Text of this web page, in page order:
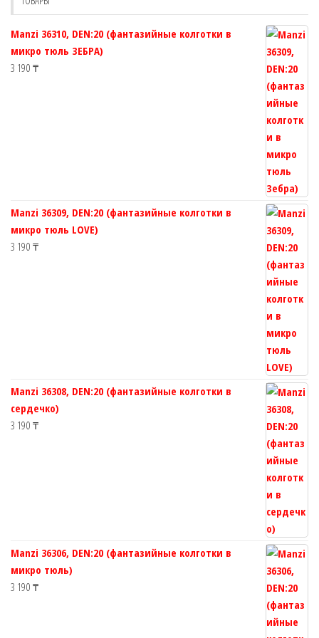
товара.
товара.
Manzi 36310, DEN:20 (фантазийные колготки в
микро тюль ЗЕБРА)
3 190 ₸
Manzi 36309, DEN:20 (фантазийные колготки в
микро тюль LOVE)
3 190 ₸
Manzi 36308, DEN:20 (фантазийные колготки в
сердечко)
3 190 ₸
Manzi 36306, DEN:20 (фантазийные колготки в
микро тюль)
3 190 ₸